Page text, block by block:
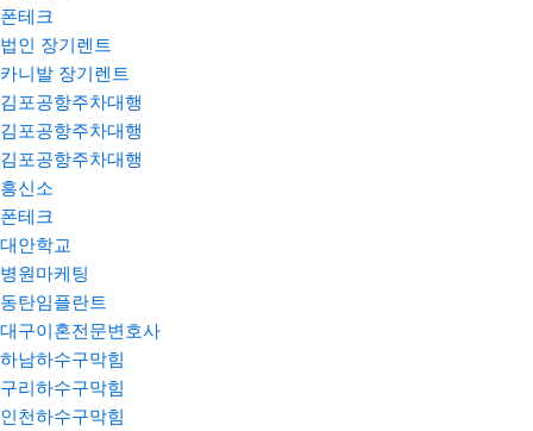
폰테크
법인 장기렌트
카니발 장기렌트
김포공항주차대행
김포공항주차대행
김포공항주차대행
흥신소
폰테크
대안학교
병원마케팅
동탄임플란트
대구이혼전문변호사
하남하수구막힘
구리하수구막힘
인천하수구막힘